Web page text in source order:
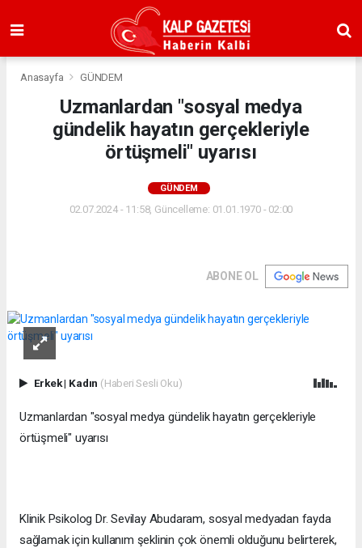
Anasayfa GÜNDEM
Uzmanlardan "sosyal medya
gündelik hayatın gerçekleriyle
örtüşmeli" uyarısı
GÜNDEM
02.07.2024 - 11:58, Güncelleme: 01.01.1970 - 02:00
ABONE OL
Erkek| Kadın (Haberi Sesli Oku)
Uzmanlardan "sosyal medya gündelik hayatın gerçekleriyle
örtüşmeli" uyarısı
Klinik Psikolog Dr. Sevilay Abudaram, sosyal medyadan fayda
sağlamak için kullanım şeklinin çok önemli olduğunu belirterek,